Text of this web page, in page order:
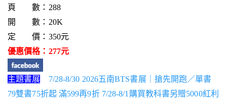
頁 數：288
開 數：20K
定 價：350元
優惠價格：277元
主題書展
7/28-8/30 2026五南BTS書展｜搶先開跑／單書
79雙書75折起 滿599再9折 7/28-8/1購買教科書另贈5000紅利